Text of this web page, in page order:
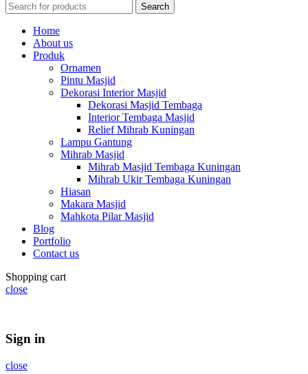
Search
Home
About us
Produk
Ornamen
Pintu Masjid
Dekorasi Interior Masjid
Dekorasi Masjid Tembaga
Interior Tembaga Masjid
Relief Mihrab Kuningan
Lampu Gantung
Mihrab Masjid
Mihrab Masjid Tembaga Kuningan
Mihrab Ukir Tembaga Kuningan
Hiasan
Makara Masjid
Mahkota Pilar Masjid
Blog
Portfolio
Contact us
Shopping cart
close
Sign in
close